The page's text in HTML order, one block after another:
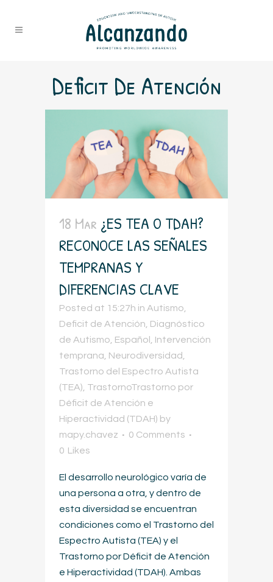
Deficit De Atención
18 Mar ¿ES TEA O TDAH?
RECONOCE LAS SEÑALES
TEMPRANAS Y
DIFERENCIAS CLAVE
Posted at 15:27h in Autismo
Deficit de Atención Diagnóstico
de Autismo Español
Intervención
temprana Neurodiversidad
Trastorno del Espectro Autista
(TEA) TrastornoTrastorno por
Déficit de Atención e
Hiperactividad (TDAH) by
mapy.chavez
0 Comments
0 Likes
El desarrollo neurológico varía de
una persona a otra, y dentro de
esta diversidad se encuentran
condiciones como el Trastorno del
Espectro Autista (TEA) y el
Trastorno por Déficit de Atención
e Hiperactividad (TDAH). Ambas